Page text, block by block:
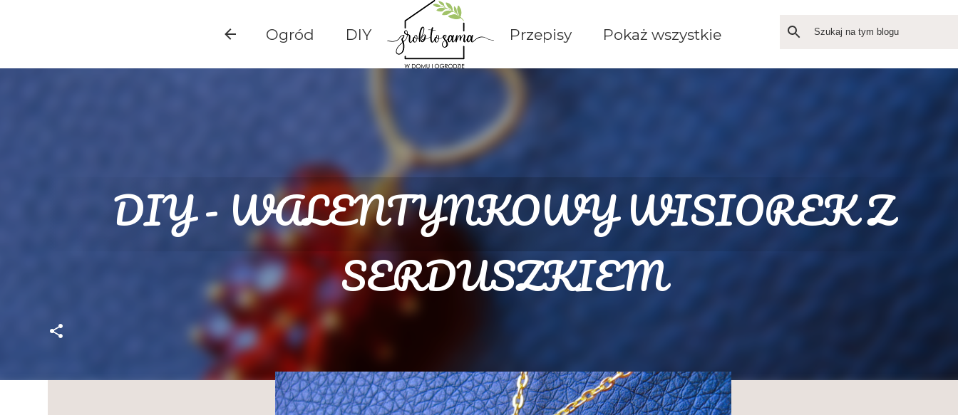
Przejdź do głównej zawartości
Ogród
DIY Przepisy Pokaż wszystkie
DIY - WALENTYNKOWY WISIOREK Z
SERDUSZKIEM